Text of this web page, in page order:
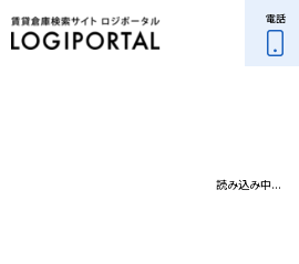
電話
読み込み中...